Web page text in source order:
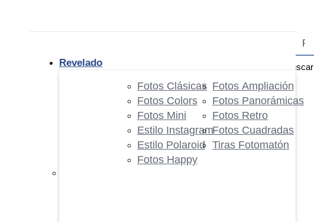
Buscar
Revelado
Fotos Clásicas
Fotos Colors
Fotos Mini
Estilo Instagram
Estilo Polaroid
Fotos Happy
Fotos Ampliación
Fotos Panorámicas
Fotos Retro
Fotos Cuadradas
Tiras Fotomatón